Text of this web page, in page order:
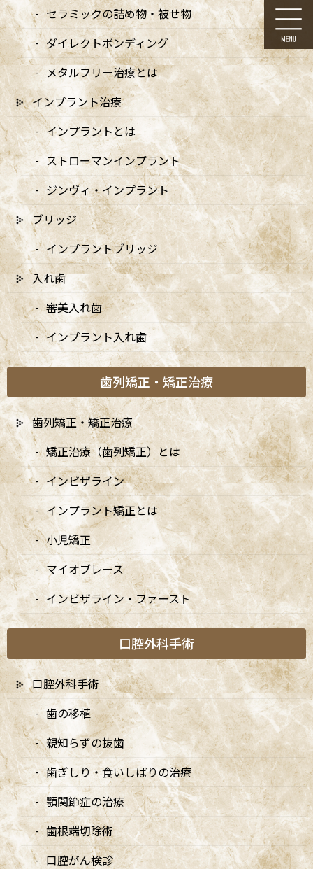
コ
ン
テ
ン
ツ
に
移
動
ナ
ビ
ゲ
ー
シ
ョ
ン
に
移
動 メディア
HOME メディア yjrshi_1
2024/08/29
yjrshi_1
Access
阿佐ヶ谷ことぶき歯科・矯正歯科
阿佐ヶ谷の歯医者「阿佐ヶ谷ことぶき歯科・矯正歯科」は、JR中
央線(快速)「阿佐ケ谷駅」徒歩0分 / JR中央/総武線「阿佐ケ谷駅」
徒歩0分 / 東京メトロ丸ノ内線「南阿佐ケ谷駅」徒歩8分の、駅す
ぐでとても通いやすい場所にある歯医者です。杉並区や中野区、新
宿、東京都内、隣接県や遠方からも患者様に来院頂きやすい環境
セラミックの詰め物・被せ物
ダイレクトボンディング
メタルフリー治療とは
インプラント治療
インプラントとは
ストローマンインプラント
ジンヴィ・インプラント
ブリッジ
インプラントブリッジ
入れ歯
審美入れ歯
インプラント入れ歯
歯列矯正・矯正治療
歯列矯正・矯正治療
矯正治療（歯列矯正）とは
インビザライン
インプラント矯正とは
小児矯正
マイオブレース
インビザライン・ファースト
口腔外科手術
口腔外科手術
歯の移植
親知らずの抜歯
歯ぎしり・食いしばりの治療
顎関節症の治療
歯根端切除術
口腔がん検診